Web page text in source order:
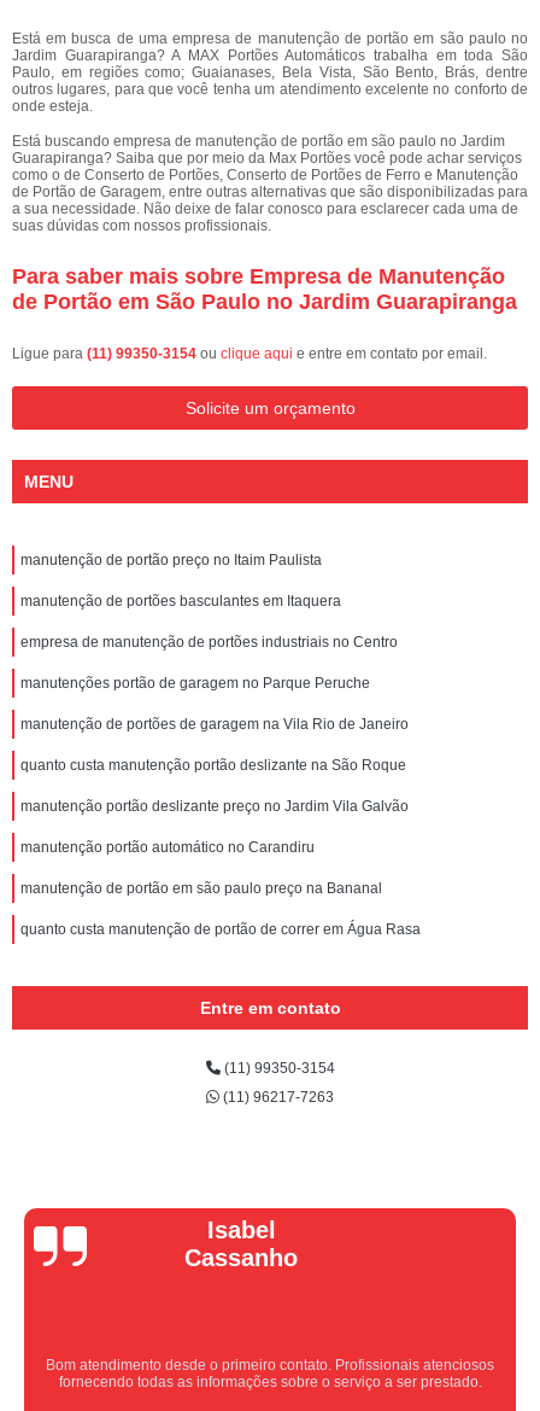
Está em busca de uma empresa de manutenção de portão em são paulo no
Jardim Guarapiranga? A MAX Portões Automáticos trabalha em toda São
Paulo, em regiões como; Guaianases, Bela Vista, São Bento, Brás, dentre
outros lugares, para que você tenha um atendimento excelente no conforto de
onde esteja.
Está buscando empresa de manutenção de portão em são paulo no Jardim
Guarapiranga? Saiba que por meio da Max Portões você pode achar serviços
como o de Conserto de Portões, Conserto de Portões de Ferro e Manutenção
de Portão de Garagem, entre outras alternativas que são disponibilizadas para
a sua necessidade. Não deixe de falar conosco para esclarecer cada uma de
suas dúvidas com nossos profissionais.
Para saber mais sobre Empresa de Manutenção
de Portão em São Paulo no Jardim Guarapiranga
Ligue para (11) 99350-3154 ou clique aqui e entre em contato por email.
Solicite um orçamento
MENU
manutenção de portão preço no Itaim Paulista
manutenção de portões basculantes em Itaquera
empresa de manutenção de portões industriais no Centro
manutenções portão de garagem no Parque Peruche
manutenção de portões de garagem na Vila Rio de Janeiro
quanto custa manutenção portão deslizante na São Roque
manutenção portão deslizante preço no Jardim Vila Galvão
manutenção portão automático no Carandiru
manutenção de portão em são paulo preço na Bananal
quanto custa manutenção de portão de correr em Água Rasa
Entre em contato
(11) 99350-3154
(11) 96217-7263
Vera Maria
Equipe nota 10, trabalho rápido com excelência , super organizados.
Super indico.